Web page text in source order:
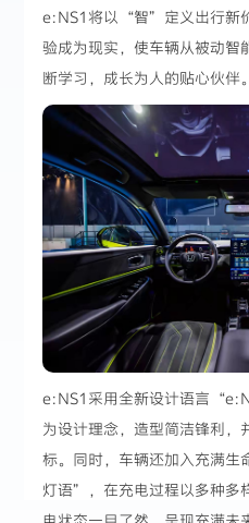
e:NS1将以“智”定义出行新
验成为现实，使车辆从被动智
断学习，成长为人的贴心伙伴。
e:NS1采用全新设计语言
为设计理念，造型简洁锋利
标。同时，车辆还加入充满
灯语”，在充电过程以多种多